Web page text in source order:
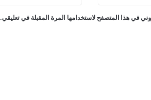
في هذا المتصفح لاستخدامها المرة المقبلة في تعليقي.